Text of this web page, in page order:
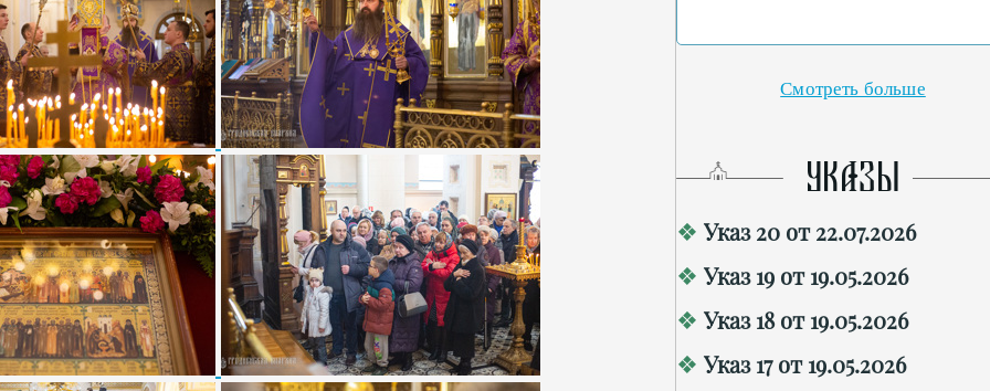
Смотреть больше
УКАЗЫ
Указ 20 от 22.07.2026
Указ 19 от 19.05.2026
Указ 18 от 19.05.2026
Указ 17 от 19.05.2026